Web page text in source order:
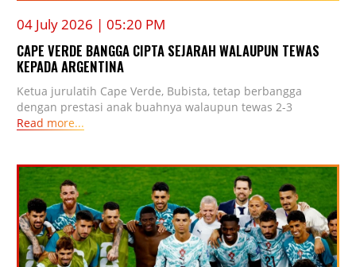
04 July 2026 | 05:20 PM
CAPE VERDE BANGGA CIPTA SEJARAH WALAUPUN TEWAS
KEPADA ARGENTINA
Ketua jurulatih Cape Verde, Bubista, tetap berbangga
dengan prestasi anak buahnya walaupun tewas 2-3
Read more...